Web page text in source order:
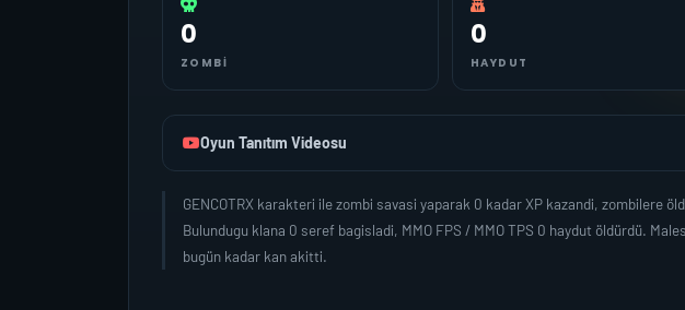
0
ZOMBI
0
HAYDUT
Oyun Tanıtım Videosu
GENCOTRX karakteri ile zombi savasi yaparak 0 kadar XP kazandi, zombilere
Bulundugu klana 0 seref bagisladi, MMO FPS / MMO TPS 0 haydut öldürdü.
bugün kadar kan akitti.